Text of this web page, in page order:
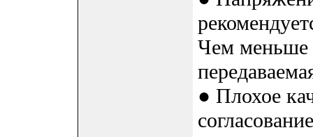
Чем меньше
● Плохое